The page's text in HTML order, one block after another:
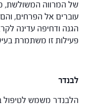
של המרווה המשולשת,
עוברים אל הפרחים,
הגנה ודחיפה עדינה
פעילות זו משתמרת
לבנדר
הלבנדר משמש